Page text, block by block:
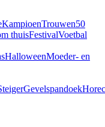
KampioenTrouwen50
thuisFestivalVoetbal
HalloweenMoeder- en
Gevelspandoek